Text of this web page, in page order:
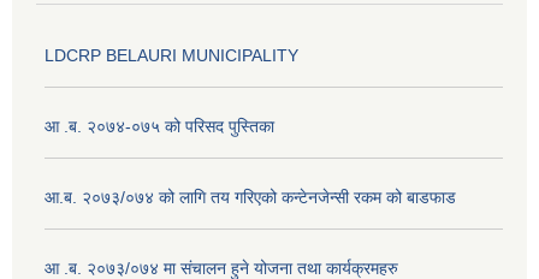
LDCRP BELAURI MUNICIPALITY
आ .ब. २०७४-०७५ को परिसद पुस्तिका
आ.ब. २०७३/०७४ को लागि तय गरिएको कन्टेनजेन्सी रकम को बाडफाड
आ .ब. २०७३/०७४ मा संचालन हुने योजना तथा कार्यक्रमहरु